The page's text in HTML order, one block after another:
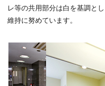
レ等の共用部分は白を基調と
維持に努めています。